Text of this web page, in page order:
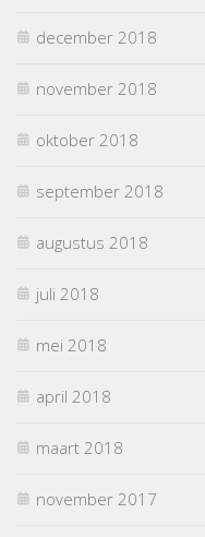
december 2018
november 2018
oktober 2018
september 2018
augustus 2018
juli 2018
mei 2018
april 2018
maart 2018
november 2017